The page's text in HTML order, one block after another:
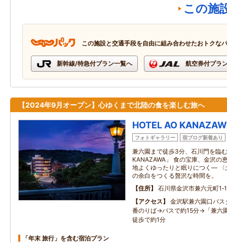
この施
この施設と交通手段を自由に組み合わせたおトクな
新幹線/特急付プラン一覧へ 航空券付プラ
【2024年9月オープン】心ゆくまで北陸の食を楽しむ旅へ
HOTEL AO
フォトギャラリー 宿ブログ新着あり
兼六園まで徒歩3分、石川門を臨
KANAZAWA」 食の宝庫、金沢の
地よくゆったりと眠りにつく― 〈
の余白をつくる贅沢な時間を。
住所
石川県金沢市兼六元町1‐1
アクセス
金沢駅兼六園口バ
番のりば→バスで約15分→「兼六
徒歩で約1分
「年末 旅行」を含む宿泊プラン